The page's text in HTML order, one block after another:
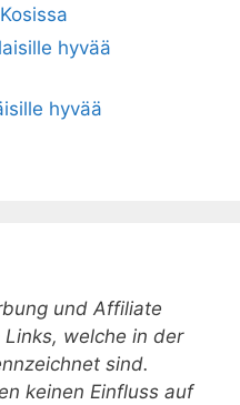
hyvää
hyvää
und Affiliate
welche in der
sind.
keinen Einfluss auf